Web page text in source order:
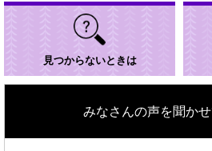
見つからないときは
みなさんの声を聞か